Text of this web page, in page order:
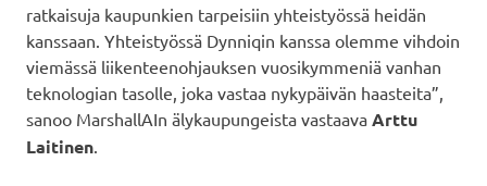
ratkaisuja kaupunkien tarpeisiin yhteistyössä heidän
kanssaan. Yhteistyössä Dynniqin kanssa olemme vihdoin
viemässä liikenteenohjauksen vuosikymmeniä vanhan
teknologian tasolle, joka vastaa nykypäivän haasteita”,
sanoo MarshallAIn älykaupungeista vastaava Arttu
Laitinen